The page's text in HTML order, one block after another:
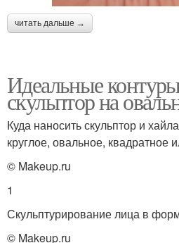
читать дальше →
Идеальные
скульптор на
Куда наносить скульптор и
круглое, овальное, квадратное
© Makeup.ru
1
Скульптурирование лица в
© Makeup.ru